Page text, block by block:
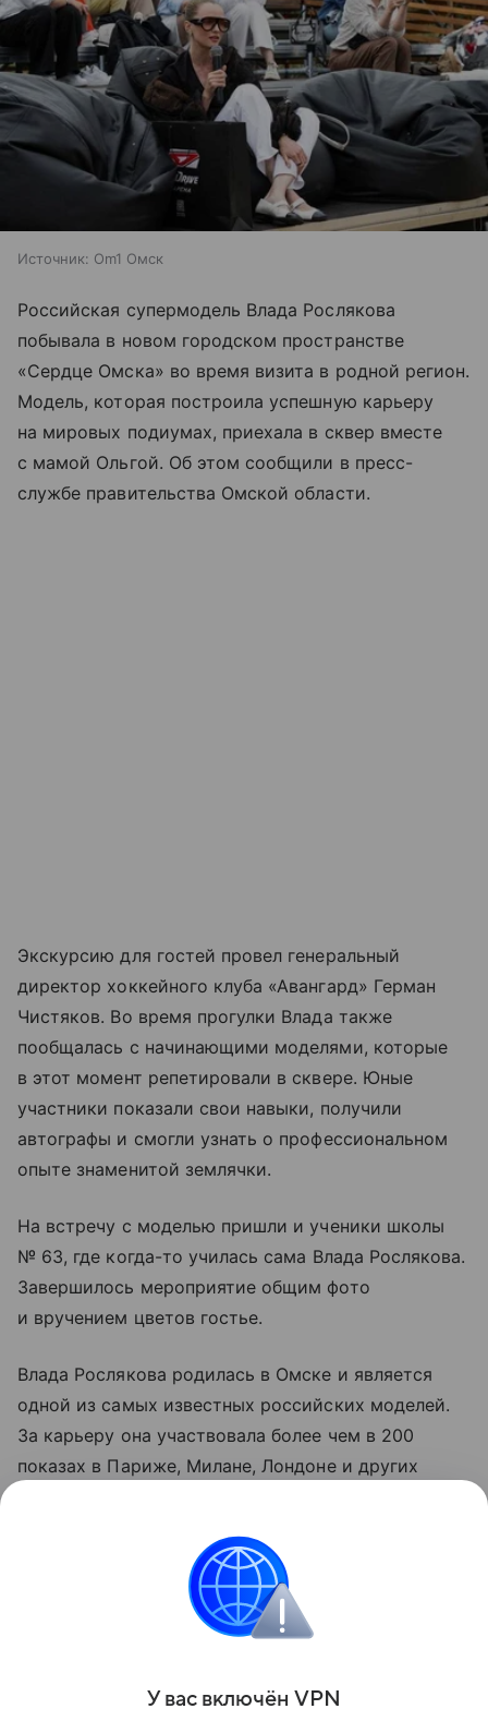
Источник: Om1 Омск
Российская супермодель Влада Рослякова
побывала в новом городском пространстве
«Сердце Омска» во время визита в родной регион.
Модель, которая построила успешную карьеру
на мировых подиумах, приехала в сквер вместе
с мамой Ольгой. Об этом сообщили в пресс-
службе правительства Омской области.
Экскурсию для гостей провел генеральный
директор хоккейного клуба «Авангард» Герман
Чистяков. Во время прогулки Влада также
пообщалась с начинающими моделями, которые
в этот момент репетировали в сквере. Юные
участники показали свои навыки, получили
автографы и смогли узнать о профессиональном
опыте знаменитой землячки.
На встречу с моделью пришли и ученики школы
№ 63, где когда-то училась сама Влада Рослякова.
Завершилось мероприятие общим фото
и вручением цветов гостье.
Влада Рослякова родилась в Омске и является
одной из самых известных российских моделей.
За карьеру она участвовала более чем в 200
показах в Париже, Милане, Лондоне и других
востребованных моделей мира.
Поделиться
У вас включён VPN